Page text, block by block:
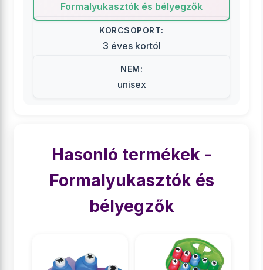
Formalyukasztók és bélyegzők
KORCSOPORT:
3 éves kortól
NEM:
unisex
Hasonló termékek -
Formalyukasztók és
bélyegzők